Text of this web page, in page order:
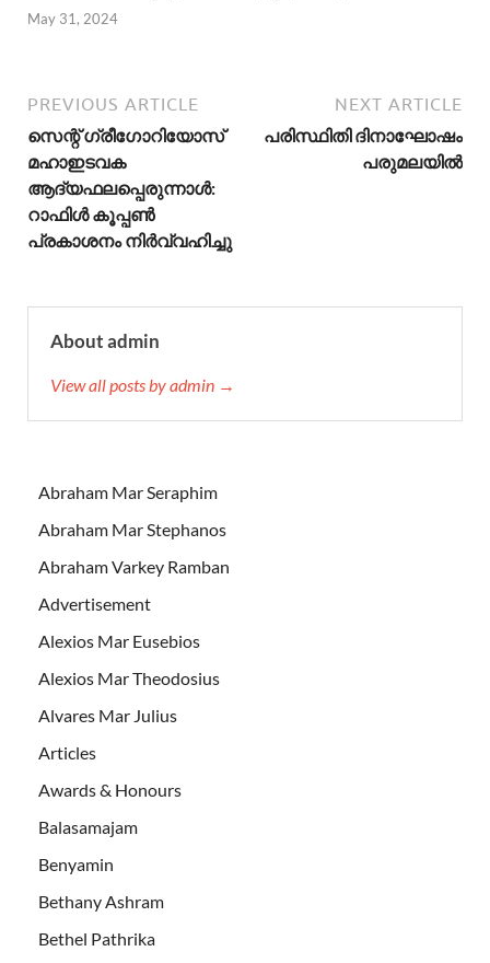
May 31, 2024
PREVIOUS ARTICLE
സെന്റ്‌ ഗ്രീഗോറിയോസ്‌
മഹാഇടവക
ആദ്യഫലപ്പെരുന്നാൾ:
റാഫിൾ കൂപ്പൺ
പ്രകാശനം നിർവ്വഹിച്ചു
NEXT ARTICLE
പരിസ്ഥിതി ദിനാഘോഷം
പരുമലയില്‍
About admin
View all posts by admin →
Abraham Mar Seraphim
Abraham Mar Stephanos
Abraham Varkey Ramban
Advertisement
Alexios Mar Eusebios
Alexios Mar Theodosius
Alvares Mar Julius
Articles
Awards & Honours
Balasamajam
Benyamin
Bethany Ashram
Bethel Pathrika